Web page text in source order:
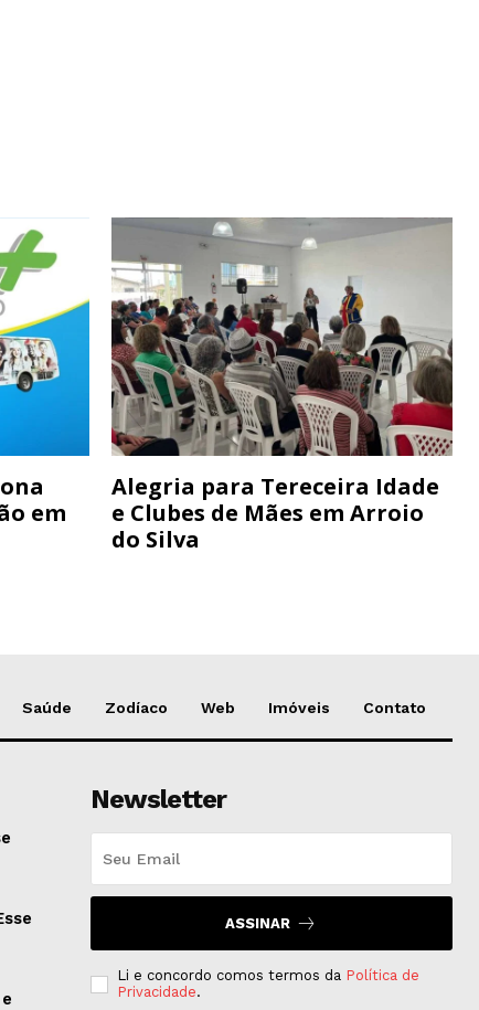
em
Alegria para Tereceira Idade
e Clubes de Mães em Arroio
do Silva
Saúde Zodíaco Web Imóveis Contato
Newsletter
ASSINAR
Li e concordo comos termos da Política de
Privacidade.